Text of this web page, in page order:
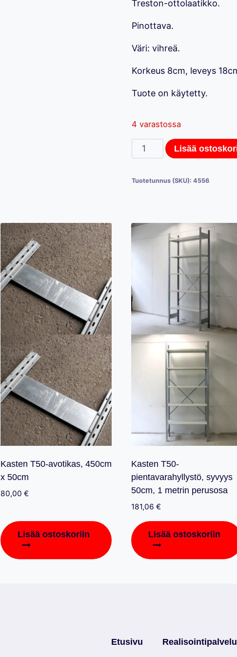
Treston-ottolaatikko.
Pinottava.
Väri: vihreä.
Korkeus 8cm, leveys
Tuote on käytetty.
4 varastossa
Treston-
ottolaatikko,
määrä
Lisää
Tuotetunnus (SKU): 4556
Kasten T50-avotikas, 450cm
x 50cm
80,00 €
Lisää ostoskoriin
Kasten T50-
pientavarahyllystö, syvyys
50cm, 1 metrin perusosa
181,06 €
Lisää ostoskoriin
Etusivu